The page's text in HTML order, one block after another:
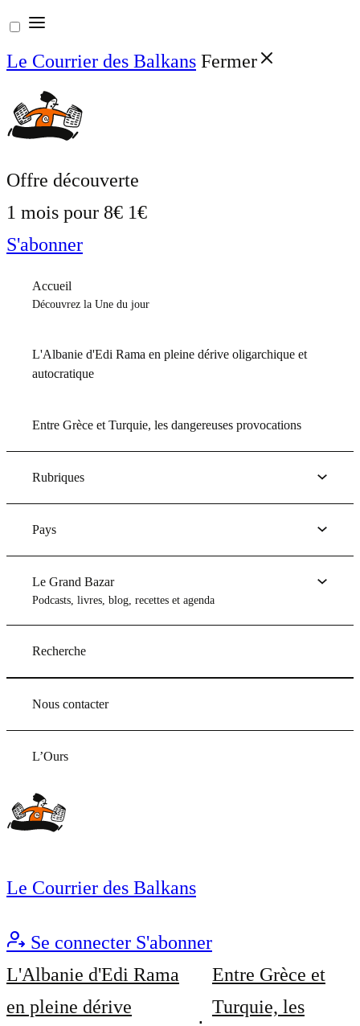
Aller
au
contenu
Le Courrier des Balkans Fermer
Offre découverte
1 mois pour 8€ 1€
S'abonner
Accueil
Découvrez la Une du jour
L'Albanie d'Edi Rama en pleine dérive oligarchique et
autocratique
Entre Grèce et Turquie, les dangereuses provocations
Rubriques
Pays
Le Grand Bazar
Podcasts, livres, blog, recettes et agenda
Recherche
Nous contacter
L’Ours
Le Courrier des Balkans
Se connecter S'abonner
L'Albanie d'Edi Rama
en pleine dérive
Entre Grèce et
Turquie, les